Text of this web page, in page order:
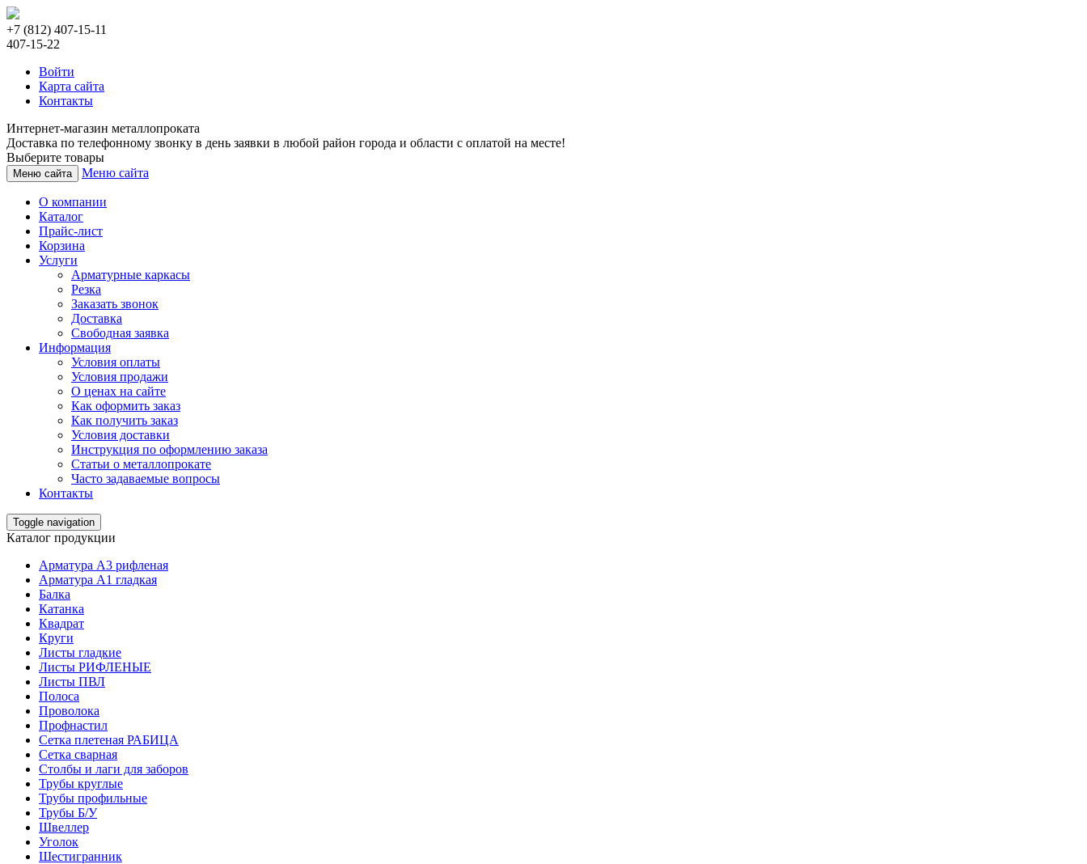
+7 (812) 407-15-11
407-15-22
Войти
Карта сайта
Контакты
Интернет-магазин металлопроката
Доставка по телефонному звонку в день заявки в любой район города и области с оплатой на месте!
Выберите товары
Меню сайта Меню сайта
О компании
Каталог
Прайс-лист
Корзина
Услуги
Арматурные каркасы
Резка
Заказать звонок
Доставка
Свободная заявка
Информация
Условия оплаты
Условия продажи
О ценах на сайте
Как оформить заказ
Как получить заказ
Условия доставки
Инструкция по оформлению заказа
Статьи о металлопрокате
Часто задаваемые вопросы
Контакты
Toggle navigation
Каталог продукции
Арматура А3 рифленая
Арматура А1 гладкая
Балка
Катанка
Квадрат
Круги
Листы гладкие
Листы РИФЛЕНЫЕ
Листы ПВЛ
Полоса
Проволока
Профнастил
Сетка плетеная РАБИЦА
Сетка сварная
Столбы и лаги для заборов
Трубы круглые
Трубы профильные
Трубы Б/У
Швеллер
Уголок
Шестигранник